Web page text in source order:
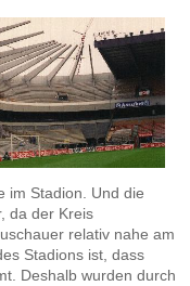
im Stadion. Und die
da der Kreis
relativ nahe am
Stadions ist, dass
Deshalb wurden durch